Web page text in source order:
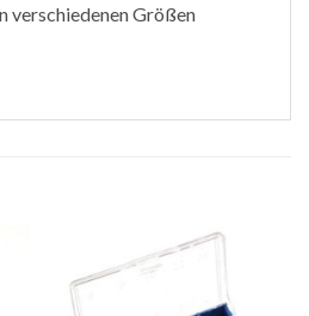
verschiedenen Größen